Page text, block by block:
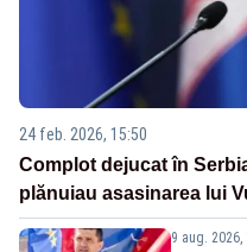
24 feb. 2026, 15:50
Complot dejucat în
plănuiau asasinarea lui
9 aug. 2026,